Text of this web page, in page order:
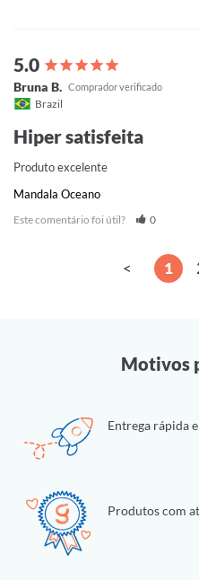
Bruna B.
Brazil
Hiper satisfeita
Produto excelente
Mandala Oceano
Este comentário foi útil? 0
< 1
Motivos
Entrega rápida
Produtos com